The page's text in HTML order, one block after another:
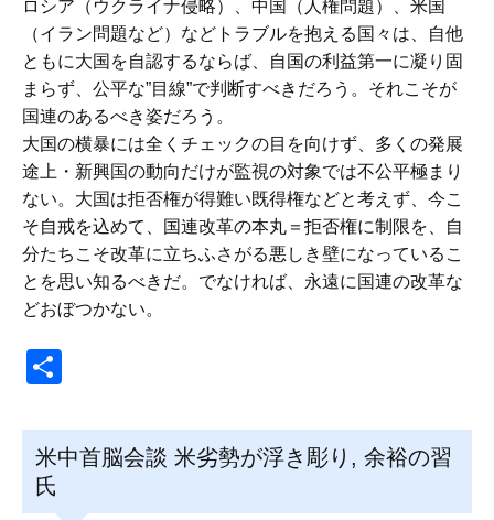
ロシア（ウクライナ侵略）、中国（人権問題）、米国
（イラン問題など）などトラブルを抱える国々は、自他
ともに大国を自認するならば、自国の利益第一に凝り固
まらず、公平な”目線”で判断すべきだろう。それこそが
国連のあるべき姿だろう。
大国の横暴には全くチェックの目を向けず、多くの発展
途上・新興国の動向だけが監視の対象では不公平極まり
ない。大国は拒否権が得難い既得権などと考えず、今こ
そ自戒を込めて、国連改革の本丸＝拒否権に制限を、自
分たちこそ改革に立ちふさがる悪しき壁になっているこ
とを思い知るべきだ。でなければ、永遠に国連の改革な
どおぼつかない。
米中首脳会談 米劣勢が浮き彫り, 余裕の習
氏